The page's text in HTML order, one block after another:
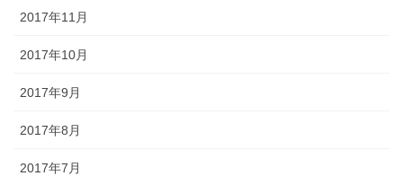
2017年11月
2017年10月
2017年9月
2017年8月
2017年7月